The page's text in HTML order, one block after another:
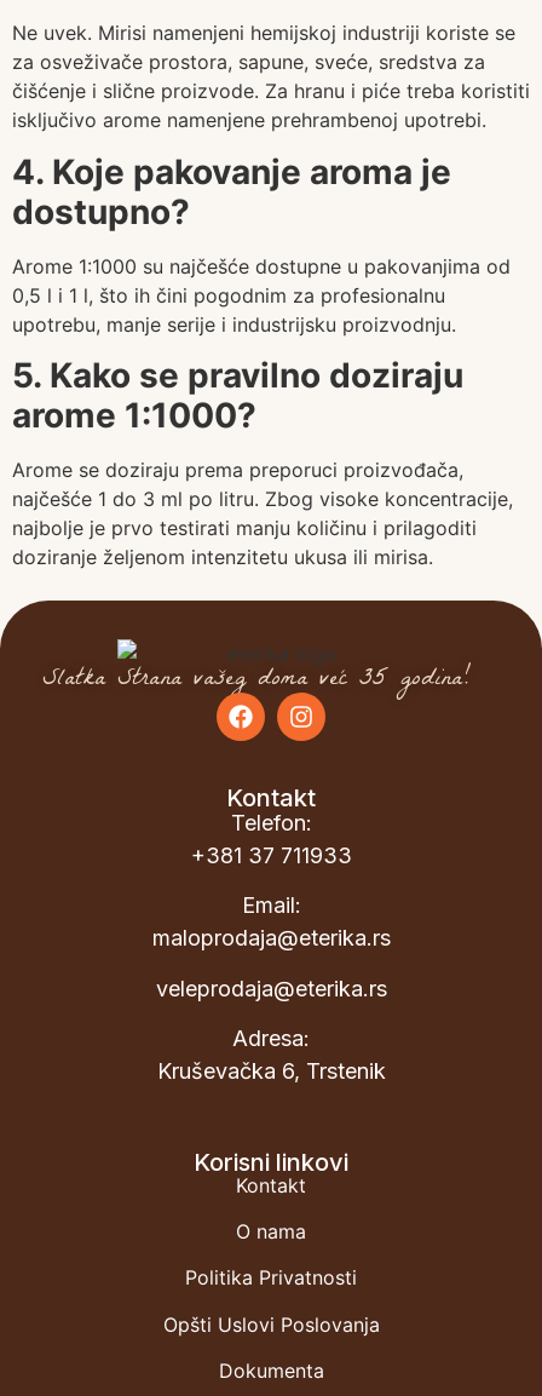
Ne uvek. Mirisi namenjeni hemijskoj industriji koriste se
za osveživače prostora, sapune, sveće, sredstva za
čišćenje i slične proizvode. Za hranu i piće treba koristiti
isključivo arome namenjene prehrambenoj upotrebi.
4. Koje pakovanje aroma je
dostupno?
Arome 1:1000 su najčešće dostupne u pakovanjima od
0,5 l i 1 l, što ih čini pogodnim za profesionalnu
upotrebu, manje serije i industrijsku proizvodnju.
5. Kako se pravilno doziraju
arome 1:1000?
Arome se doziraju prema preporuci proizvođača,
najčešće 1 do 3 ml po litru. Zbog visoke koncentracije,
najbolje je prvo testirati manju količinu i prilagoditi
doziranje željenom intenzitetu ukusa ili mirisa.
Slatka Strana vašeg doma već 35 godina!
Kontakt
Telefon:
+381 37 711933
Email:
maloprodaja@eterika.rs
veleprodaja@eterika.rs
Adresa:
Kruševačka 6, Trstenik
Korisni linkovi
Kontakt
O nama
Politika Privatnosti
Opšti Uslovi Poslovanja
Dokumenta